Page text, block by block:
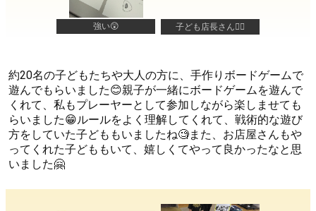
強い😲 子ども店長さん🙇‍♀
約20名の子どもたちや大人の方に、手作りボードゲームで
遊んでもらいました😊親子が一緒にボードゲームを遊んで
くれて、私もプレーヤーとして参加しながら楽しませても
らいました😁ルールをよく理解してくれて、戦術的な遊び
方をしていた子どももいましたね🧐また、お店屋さんもや
ってくれた子どももいて、嬉しくてやって良かったなと思
いました🤗